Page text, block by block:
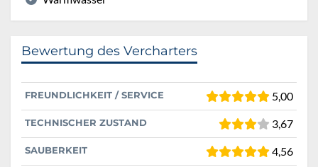
Bewertung des Vercharters
FREUNDLICHKEIT / SERVICE 5,00
TECHNISCHER ZUSTAND 3,67
SAUBERKEIT 4,56